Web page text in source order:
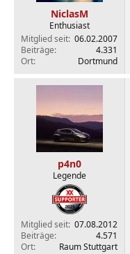
NiclasM
Enthusiast
Mitglied seit 06.02.2007
Beiträge
4.331
Ort
Dortmund
p4n0
Legende
Mitglied seit 07.08.2012
Beiträge
4.571
Ort
Raum Stuttgart